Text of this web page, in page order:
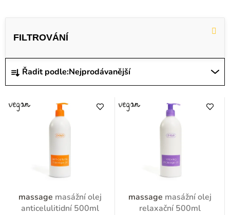
Ř
a
e
Řadit podle:Nejprodávanější
V
s
r
massage masážní olej
anticelulitidní 500ml
massage masážní olej
relaxační 500ml